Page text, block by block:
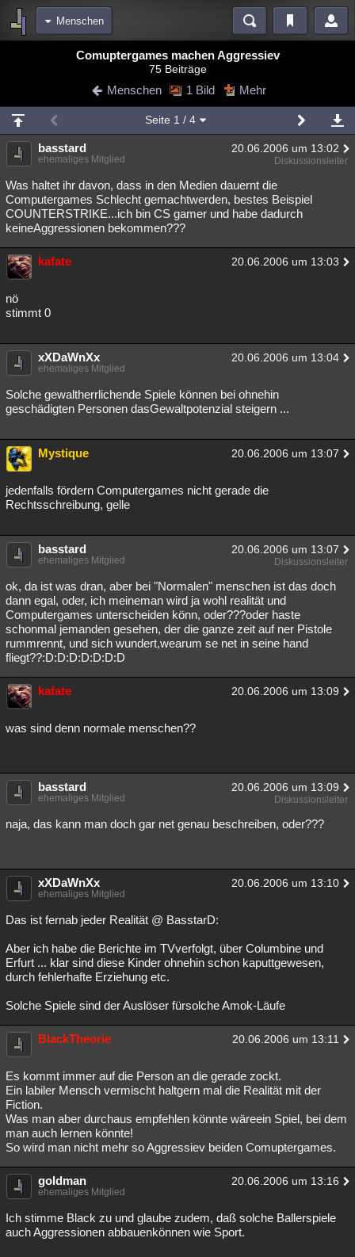
Menschen
Blogs
Chat Wiki Neuigkeiten
meine Rubriken
Menschen Mystery Kriminalfälle
Spiritualität Verschwörungen Technologie Ufologie
Natur Umfragen Unterhaltung
weitere Rubriken
Philosophie Literatur
Astronomie
Übersichten
Besucht Teilgenommen
Lesenswert Schlüsselwörter
Comuptergames machen Aggressiev
75 Beiträge
Menschen 1 Bild Mehr
Seite 1 / 4
basstard 20.06.2006 um 13:02
ehemaliges Mitglied Diskussionsleiter
Was haltet ihr davon, dass in den Medien dauernt die
Computergames Schlecht gemachtwerden, bestes Beispiel
COUNTERSTRIKE...ich bin CS gamer und habe dadurch
keineAggressionen bekommen???
kafate 20.06.2006 um 13:03
nö
stimmt 0
xXDaWnXx 20.06.2006 um 13:04
ehemaliges Mitglied
Solche gewaltherrlichende Spiele können bei ohnehin
geschädigten Personen dasGewaltpotenzial steigern ...
Mystique 20.06.2006 um 13:07
jedenfalls fördern Computergames nicht gerade die
Rechtsschreibung, gelle
basstard 20.06.2006 um 13:07
ehemaliges Mitglied Diskussionsleiter
ok, da ist was dran, aber bei "Normalen" menschen ist das doch
dann egal, oder, ich meineman wird ja wohl realität und
Computergames unterscheiden könn, oder???oder haste
schonmal jemanden gesehen, der die ganze zeit auf ner Pistole
rummrennt, und sich wundert,wearum se net in seine hand
fliegt??:D:D:D:D:D:D:D
kafate 20.06.2006 um 13:09
was sind denn normale menschen??
basstard 20.06.2006 um 13:09
ehemaliges Mitglied Diskussionsleiter
naja, das kann man doch gar net genau beschreiben, oder???
xXDaWnXx 20.06.2006 um 13:10
ehemaliges Mitglied
Das ist fernab jeder Realität @ BasstarD:
Aber ich habe die Berichte im TVverfolgt, über Columbine und
Erfurt ... klar sind diese Kinder ohnehin schon kaputtgewesen,
durch fehlerhafte Erziehung etc.
Solche Spiele sind der Auslöser fürsolche Amok-Läufe
BlackTheorie 20.06.2006 um 13:11
Es kommt immer auf die Person an die gerade zockt.
Ein labiler Mensch vermischt haltgern mal die Realität mit der
Fiction.
Was man aber durchaus empfehlen könnte wäreein Spiel, bei dem
man auch lernen könnte!
So wird man nicht mehr so Aggressiev beiden Comuptergames.
goldman 20.06.2006 um 13:16
ehemaliges Mitglied
Ich stimme Black zu und glaube zudem, daß solche Ballerspiele
auch Aggressionen abbauenkönnen wie Sport.